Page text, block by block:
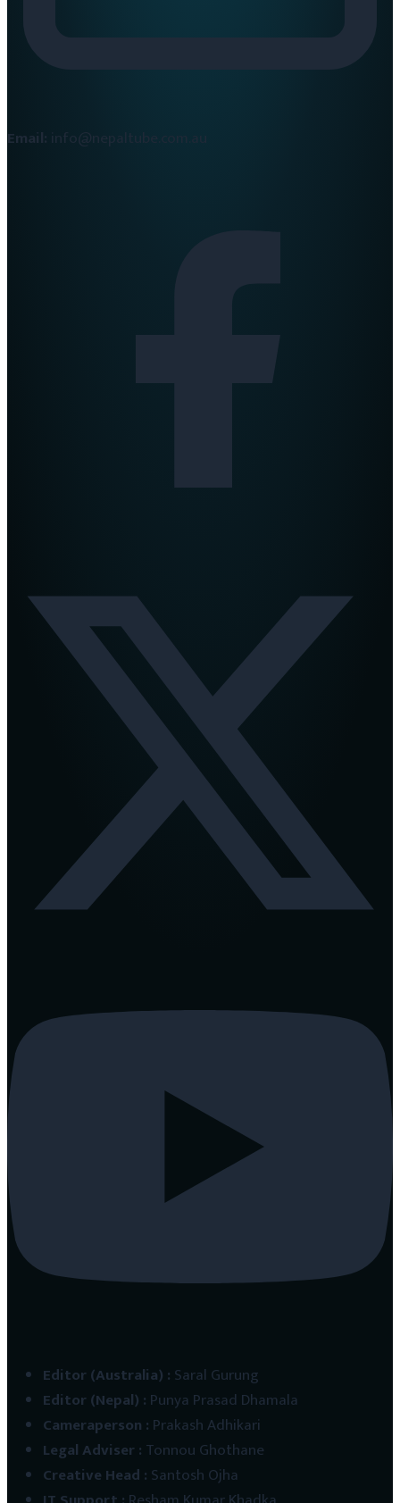
Email:
Editor (Australia) : Saral Gurung
Editor (Nepal) : Punya Prasad Dhamala
Cameraperson : Prakash Adhikari
Legal Adviser: Tonnou Ghothane
Creative Head : Santosh Ojha